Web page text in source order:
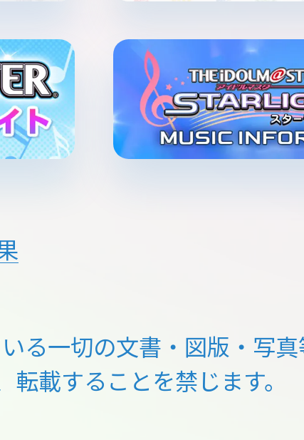
る一切の文書・図版・写真
転載することを禁じます。